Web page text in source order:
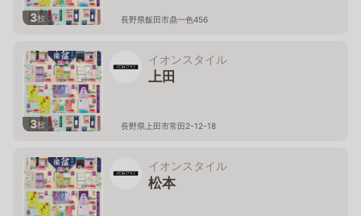
3枚 長野県飯田市鼎一色456
3枚
イオンスタイル
上田
長野県上田市常田2-12-18
イオンスタイル
松本